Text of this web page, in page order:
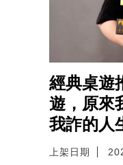
經典桌遊
遊，原來
我詐的人
上架日期